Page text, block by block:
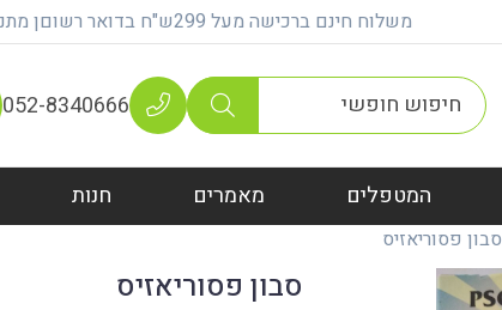
משלוח חינם ברכישה מעל 299ש"ח בדואר רשוםן מתנה על כל רכישה מעל 399 ש"ח
052-8340666
המטפלים מאמרים חנות
סבון פסוריאזיס
סבון פסוריאזיס